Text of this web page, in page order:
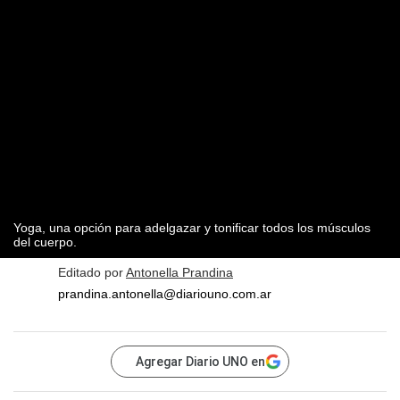
Yoga, una opción para adelgazar y tonificar todos los músculos
del cuerpo.
Editado porAntonella Prandina
prandina.antonella@diariouno.com.ar
Agregar Diario UNO en